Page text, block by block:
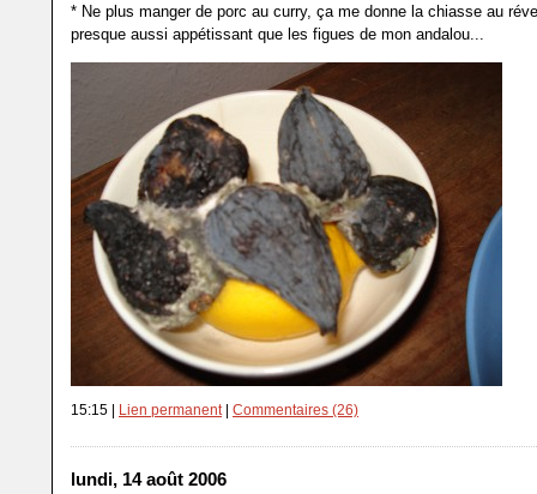
* Ne plus manger de porc au curry, ça me donne la chiasse au
presque aussi appétissant que les figues de mon andalou...
15:15 | Lien permanent | Commentaires (26)
lundi, 14 août 2006